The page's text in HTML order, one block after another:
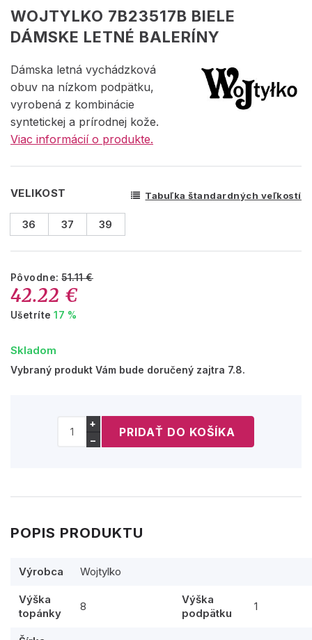
WOJTYLKO 7B23517B BIELE
DÁMSKE LETNÉ BALERÍNY
Dámska letná vychádzková
obuv na nízkom podpätku,
vyrobená z kombinácie
syntetickej a prírodnej kože.
Viac informácií o produkte.
VELIKOST Tabuľka štandardných veľkostí
36 37 39
Pôvodne:51.11 €
42.22 €
Ušetríte17 %
Skladom
Vybraný produkt Vám bude doručený zajtra 7.8.
+
−
POPIS PRODUKTU
Výrobca Wojtylko
Výška
topánky
8
Výška
podpätku
1